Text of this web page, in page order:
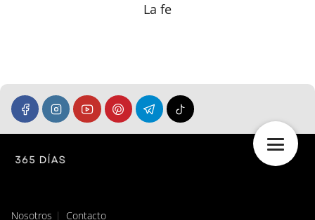
La fe
Nosotros Contacto